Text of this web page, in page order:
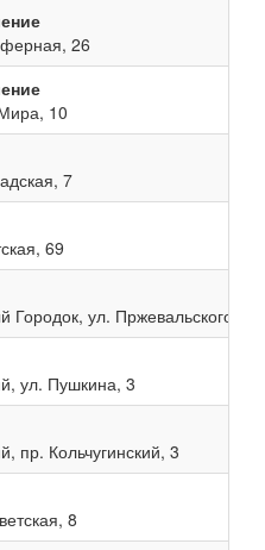
26
10
7
69
ул. Пржевальского, 13
ул. Пушкина, 3
пр. Кольчугинский, 3
8